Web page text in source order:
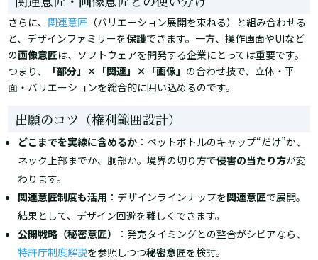
さらに、 関連意匠 （バリエーション展開を束ねる）と組み合わせる
と、デザインファミリーを保護できます。一方、操作画面やUIなど
の画像意匠は、ソフトウェアを開発する企業にとっては重要です。
つまり、
「部分」×「関連」×「画像」 の合わせ技で、立体・平
面・バリエーションを総合的に囲い込めるのです。
出願のコツ（権利範囲設計）
どこまでを実線に含めるか ：ペットボトルのキャップ“だけ”か、
ネック上部までか、胴部か。境界の切り方で侵害の当たり方が変
わります。
関連意匠制度も活用 ：デザインラインナップを関連意匠で展開。
結果として、デザイン回避を難しくできます。
公開戦略（秘密意匠）
：発売タイミングとの整合がシビアなら、
特許庁制度解説を参照しつつ秘密意匠を検討。